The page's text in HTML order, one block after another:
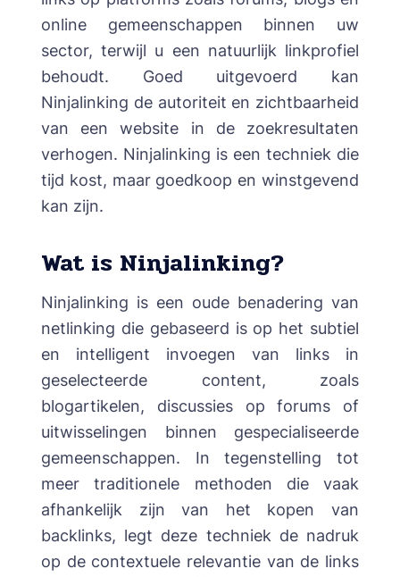
online gemeenschappen binnen uw
sector, terwijl u een natuurlijk linkprofiel
behoudt. Goed uitgevoerd kan
Ninjalinking de autoriteit en zichtbaarheid
van een website in de zoekresultaten
verhogen. Ninjalinking is een techniek die
tijd kost, maar goedkoop en winstgevend
kan zijn.
Wat is Ninjalinking?
Ninjalinking is een oude benadering van
netlinking die gebaseerd is op het subtiel
en intelligent invoegen van links in
geselecteerde content, zoals
blogartikelen, discussies op forums of
uitwisselingen binnen gespecialiseerde
gemeenschappen. In tegenstelling tot
meer traditionele methoden die vaak
afhankelijk zijn van het kopen van
backlinks, legt deze techniek de nadruk
op de contextuele relevantie van de links